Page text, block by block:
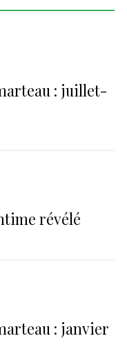
: juillet-
révélé
: janvier